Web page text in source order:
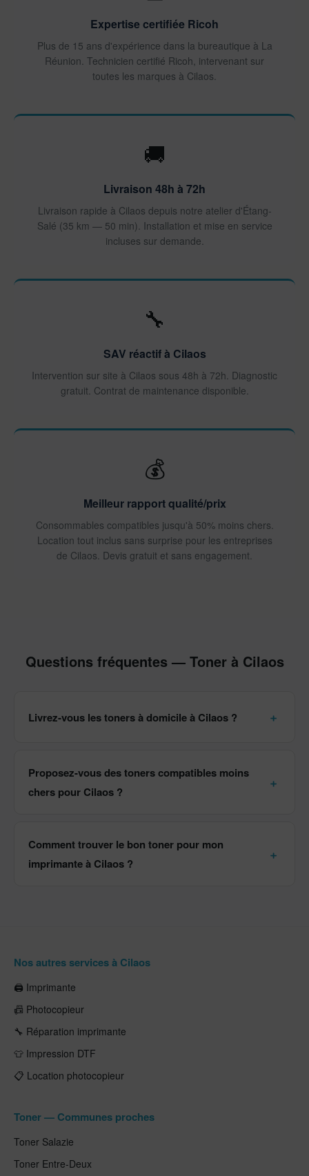
Expertise certifiée Ricoh
Plus de 15 ans d'expérience dans la bureautique à La
Réunion. Technicien certifié Ricoh, intervenant sur
toutes les marques à Cilaos.
🚚
Livraison 48h à 72h
Livraison rapide à Cilaos depuis notre atelier d'Étang-
Salé (35 km — 50 min). Installation et mise en service
incluses sur demande.
🔧
SAV réactif à Cilaos
Intervention sur site à Cilaos sous 48h à 72h. Diagnostic
gratuit. Contrat de maintenance disponible.
💰
Meilleur rapport qualité/prix
Consommables compatibles jusqu'à 50% moins chers.
Location tout inclus sans surprise pour les entreprises
de Cilaos. Devis gratuit et sans engagement.
Questions fréquentes — Toner à Cilaos
Livrez-vous les toners à domicile à Cilaos ?
Proposez-vous des toners compatibles moins
chers pour Cilaos ?
Comment trouver le bon toner pour mon
imprimante à Cilaos ?
Nos autres services à Cilaos
🖨️ Imprimante
📠 Photocopieur
🔧 Réparation imprimante
👕 Impression DTF
📋 Location photocopieur
Toner — Communes proches
Toner Salazie
Toner Entre-Deux